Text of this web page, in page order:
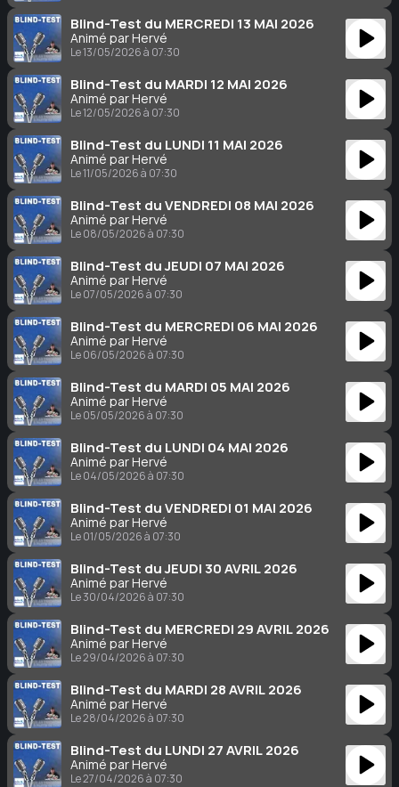
Blind-Test du MERCREDI 13 MAI 2026
Animé par Hervé
Le 13/05/2026 à 07:30
Blind-Test du MARDI 12 MAI 2026
Animé par Hervé
Le 12/05/2026 à 07:30
Blind-Test du LUNDI 11 MAI 2026
Animé par Hervé
Le 11/05/2026 à 07:30
Blind-Test du VENDREDI 08 MAI 2026
Animé par Hervé
Le 08/05/2026 à 07:30
Blind-Test du JEUDI 07 MAI 2026
Animé par Hervé
Le 07/05/2026 à 07:30
Blind-Test du MERCREDI 06 MAI 2026
Animé par Hervé
Le 06/05/2026 à 07:30
Blind-Test du MARDI 05 MAI 2026
Animé par Hervé
Le 05/05/2026 à 07:30
Blind-Test du LUNDI 04 MAI 2026
Animé par Hervé
Le 04/05/2026 à 07:30
Blind-Test du VENDREDI 01 MAI 2026
Animé par Hervé
Le 01/05/2026 à 07:30
Blind-Test du JEUDI 30 AVRIL 2026
Animé par Hervé
Le 30/04/2026 à 07:30
Blind-Test du MERCREDI 29 AVRIL 2026
Animé par Hervé
Le 29/04/2026 à 07:30
Blind-Test du MARDI 28 AVRIL 2026
Animé par Hervé
Le 28/04/2026 à 07:30
Blind-Test du LUNDI 27 AVRIL 2026
Animé par Hervé
Le 27/04/2026 à 07:30